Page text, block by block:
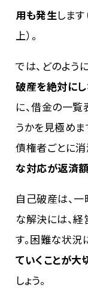
用も発生しま
上）。
では、どのよう
破産を絶対に
に、借金の一覧
うかを見極めま
債権者ごとに消
な対応が返済
自己破産は、
な解決には、
す。困難な状況
ていくことが大
しょう。